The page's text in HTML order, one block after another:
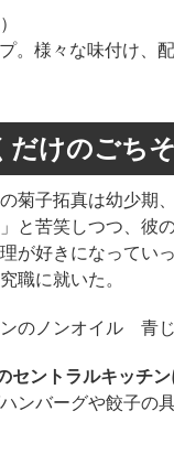
。様々な味付け、
けのごち
菊子拓真は幼少期
と苦笑しつつ、彼
が好きになってい
職に就いた。
のノンオイル 青じ
セントラルキッチ
ンバーグや餃子の